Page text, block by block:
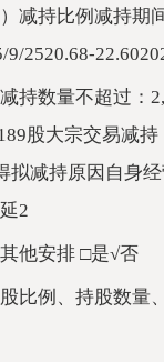
减持比例减持期
9/2520.68-
持数量不超过：
股大宗交易减
拟减持原因自身
2
他安排 □是√否
股比例、持股数